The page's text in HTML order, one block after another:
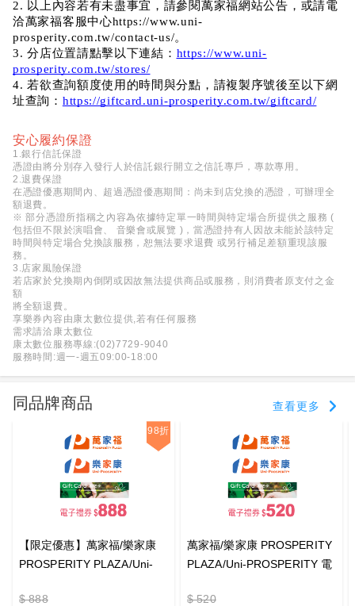
2. 以上內容若有未盡事宜，請參閱萬家福網站公告，或請電
洽萬家福客服中心https://www.uni-
prosperity.com.tw/contact-us/。
3. 分店位置請點擊以下連結： https://www.uni-
prosperity.com.tw/stores/
4. 若欲查詢額度使用的時間與分點，請複製序號後至以下網
址查詢： https://giftcard.uni-prosperity.com.tw/giftcard/
安心履約保證
1.銀行信託保證
憑證由將分別存入發行人於信託銀行開立之信託專戶，專款專用。
2.退費保證
在憑證優惠期間內、超過憑證優惠期間：尚未到店兌換的憑證，可辦理全
額退費。
※ 部分憑證所指稱之內容為依據特定單一時間與特定場合所提供之服務 (
包括但不限於演唱會、 音樂會或展覽 )，當憑證持有人因故未能於該特定
時間與特定場合兌換該服務，恕無法要求退費 或另行補足差額重現該服
務。
3.店家風險保證
若店家於兌換期內倒閉或因故無法提供商品或服務，則消費者原支付之金
額
將全額退費。
享樂券內容由康太數位提供,若有任何服務
需求請洽康太數位
康太數位服務專線:(02)7729-9040
服務時間:週一-週五09:00-18:00
同品牌商品 查看更多
98折
【限定優惠】萬家福/樂家康
PROSPERITY PLAZA/Uni-
$888_電子憑證
$ 888
萬家福/樂家康 PROSPERITY
PLAZA/Uni-PROSPERITY 電
$ 520